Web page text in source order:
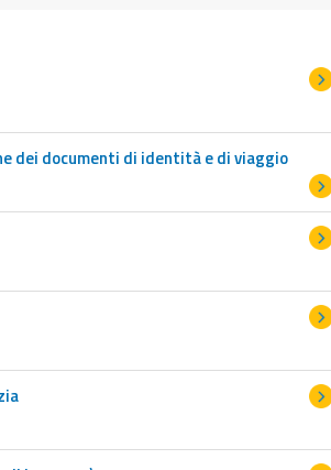
dei documenti di identità e di viaggio